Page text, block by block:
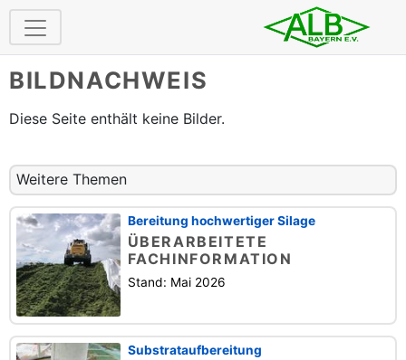
BILDNACHWEIS
Diese Seite enthält keine Bilder.
Weitere Themen
Bereitung hochwertiger Silage
ÜBERARBEITETE
FACHINFORMATION
Stand: Mai 2026
Substrataufbereitung